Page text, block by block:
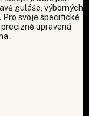
guláše, výborných
Pro svoje specifické
upravená
.